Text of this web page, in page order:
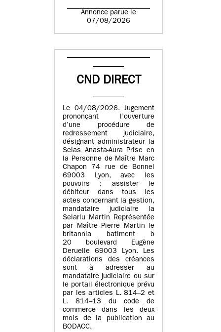
Annonce parue le
07/08/2026
CND DIRECT
Le 04/08/2026. Jugement
prononçant l’ouverture
d’une procédure de
redressement judiciaire,
désignant administrateur la
Selas Anasta-Aura Prise en
la Personne de Maître Marc
Chapon 74 rue de Bonnel
69003 Lyon, avec les
pouvoirs : assister le
débiteur dans tous les
actes concernant la gestion,
mandataire judiciaire la
Selarlu Martin Représentée
par Maître Pierre Martin le
britannia batiment b
20 boulevard Eugène
Deruelle 69003 Lyon. Les
déclarations des créances
sont à adresser au
mandataire judiciaire ou sur
le portail électronique prévu
par les articles L. 814–2 et
L. 814–13 du code de
commerce dans les deux
mois de la publication au
BODACC.